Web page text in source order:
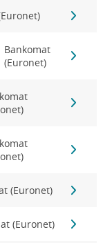
Bankomat
(Euronet)
(Euronet)
(Euronet)